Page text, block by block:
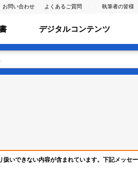
お問い合わせ よくあるご質問 執筆者の皆様
デジタルコンテンツ
いできない内容が含まれています。下記メッセ